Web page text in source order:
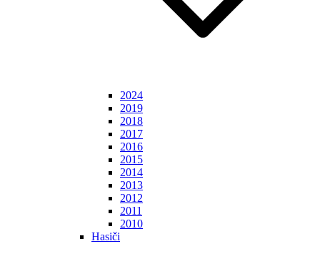
2024
2019
2018
2017
2016
2015
2014
2013
2012
2011
2010
Hasiči